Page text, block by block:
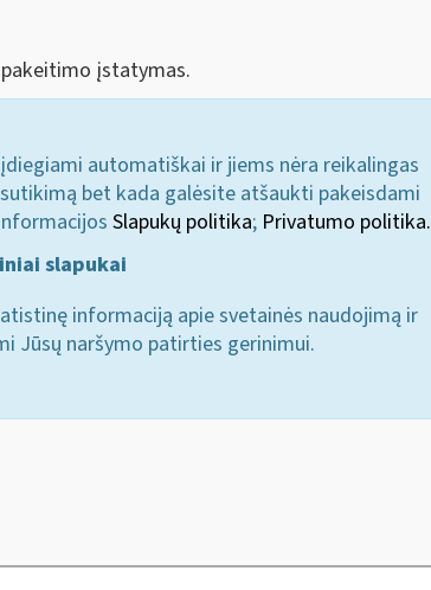
įstatymas.
automatiškai ir jiems nėra reikalingas
bet kada galėsite atšaukti pakeisdami
Slapukų politika; Privatumo politika.
slapukai
informaciją apie svetainės naudojimą ir
Jūsų naršymo patirties gerinimui.